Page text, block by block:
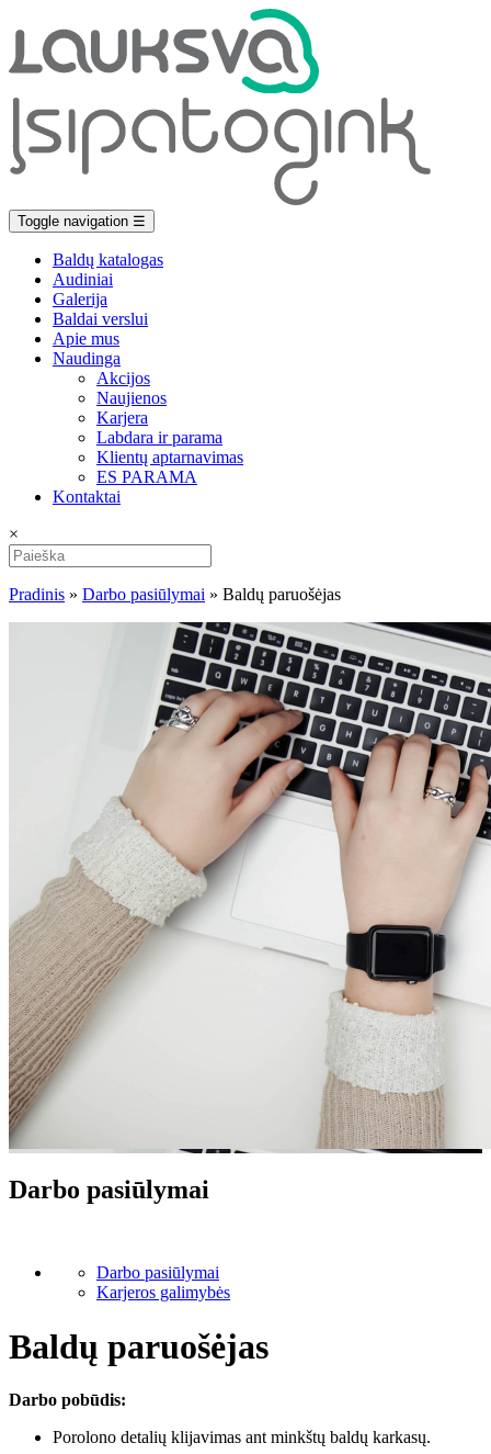
Toggle navigation ☰
Baldų katalogas
Audiniai
Galerija
Baldai verslui
Apie mus
Naudinga
Akcijos
Naujienos
Karjera
Labdara ir parama
Klientų aptarnavimas
ES PARAMA
Kontaktai
×
Pradinis » Darbo pasiūlymai » Baldų paruošėjas
Darbo pasiūlymai
Darbo pasiūlymai
Karjeros galimybės
Baldų paruošėjas
Darbo pobūdis:
Porolono detalių klijavimas ant minkštų baldų karkasų.